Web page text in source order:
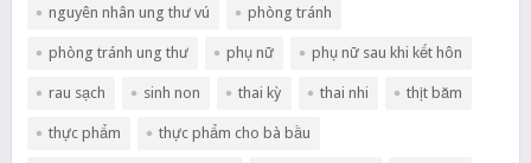
nguyên nhân ung thư vú phòng tránh
phòng tránh ung thư phụ nữ phụ nữ sau khi kết hôn
rau sạch sinh non thai kỳ thai nhi thịt băm
thực phẩm thực phẩm cho bà bầu